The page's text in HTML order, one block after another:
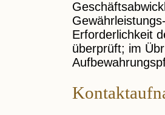
Erforderlichkeit
überprüft; im